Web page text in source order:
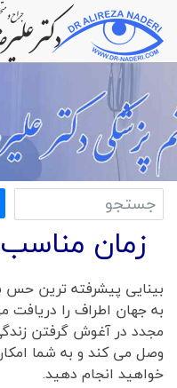
زمان
بینایی پیشرفته ترین حس
به جهان اطراف را دریافت
مجدد در آغوش گرفتن
وصل می کند و به شما
خواهید انجام دهید.